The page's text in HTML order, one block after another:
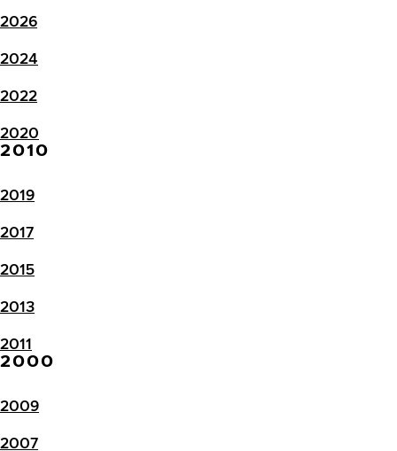
2026
2024
2022
2020
2010
2019
2017
2015
2013
2011
2000
2009
2007